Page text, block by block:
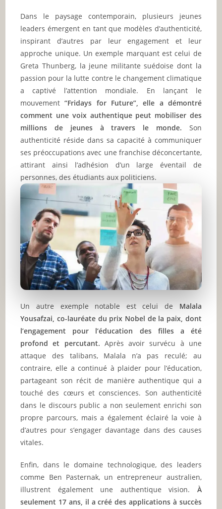
Dans le paysage contemporain, plusieurs jeunes
leaders émergent en tant que modèles d’authenticité,
inspirant d’autres par leur engagement et leur
approche unique. Un exemple marquant est celui de
Greta Thunberg, la jeune militante suédoise dont la
passion pour la lutte contre le changement climatique
a captivé l’attention mondiale. En lançant le
mouvement“Fridays for Future”, elle a démontré
comment une voix authentique peut mobiliser des
millions de jeunes à travers le monde. Son
authenticité réside dans sa capacité à communiquer
ses préoccupations avec une franchise déconcertante,
attirant ainsi l’adhésion d’un large éventail de
personnes, des étudiants aux politiciens.
Un autre exemple notable est celui de Malala
Yousafzai, co-lauréate du prix Nobel de la paix, dont
l’engagement pour l’éducation des filles a été
profond et percutant. Après avoir survécu à une
attaque des talibans, Malala n’a pas reculé; au
contraire, elle a continué à plaider pour l’éducation,
partageant son récit de manière authentique qui a
touché des cœurs et consciences. Son authenticité
dans le discours public a non seulement enrichi son
propre parcours, mais a également éclairé la voie à
d’autres pour s’engager davantage dans des causes
vitales.
Enfin, dans le domaine technologique, des leaders
comme Ben Pasternak, un entrepreneur australien,
illustrent également une authentique vision. À
seulement 17 ans, il a créé des applications à succès